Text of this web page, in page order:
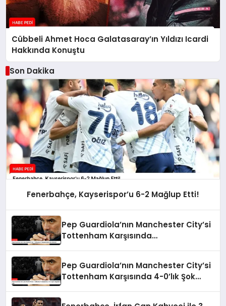
Cübbeli Ahmet Hoca Galatasaray’ın Yıldızı Icardi
Hakkında Konuştu
Son Dakika
Fenerbahçe, Kayserispor’u 6-2 Mağlup Etti!
Pep Guardiola’nın Manchester City’si
Tottenham Karşısında
Pep Guardiola’nın Manchester City’si
Tottenham Karşısında 4-0’lık Şok